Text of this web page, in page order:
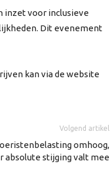
inzet voor inclusieve
Dit evenement
kan via de website
Volgend artikel
omhoog,
absolute stijging valt mee